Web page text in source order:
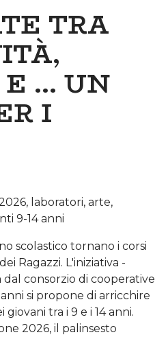
TRA
... UN
I
laboratori, arte,
9-14 anni
scolastico tornano i corsi
Ragazzi. L'iniziativa -
consorzio di cooperative
si propone di arricchire
tra i 9 e i 14 anni.
2026, il palinsesto